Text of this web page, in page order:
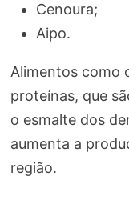
Cenoura;
Aipo.
Alimentos como
proteínas, que
o esmalte dos
aumenta a
região.